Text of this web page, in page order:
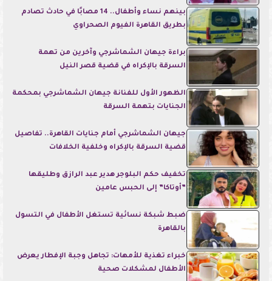
بينهم نساء وأطفال.. 14 مصابًا في حادث تصادم
بطريق القاهرة الفيوم الصحراوي
براءة جيهان الشماشرجي وآخرين من تهمة
السرقة بالإكراه في قضية قصر النيل
الظهور الأول للفنانة جيهان الشماشرجي بمحكمة
الجنايات بتهمة السرقة
جيهان الشماشرجي أمام جنايات القاهرة.. تفاصيل
قضية السرقة بالإكراه وخلفية الخلافات
تخفيف حكم البلوجر هدير عبد الرازق وطليقها
”أوتاكا” إلى الحبس عامين
ضبط شبكة نسائية تستغل الأطفال في التسول
بالقاهرة
خبراء تغذية للأمهات: تجاهل وجبة الإفطار يعرض
الأطفال لمشكلات صحية